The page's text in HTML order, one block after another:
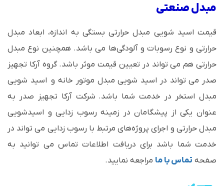
مبدل صنعتی
قیمت اسید شویی مبدل حرارتی بستگی به اندازه، ابعاد مبدل
حرارتی و نوع رسوبات و آلودگی‌ها می باشد. همچنین نوع مبدل
حرارتی هم می تواند در تعیین قیمت موثر باشد. گروه آرکا تجهیز
صدر می تواند در اسید شویی مبدل موتور خانه و اسید شویی
مبدل استخر در خدمت شما باشد. شرکت آرکا تجهیز صدر به
عنوان یکی از پیشگامان در زمینه رسوب زدایی و اسیدشویی
مبدل حرارتی و اجرای پروژه‌های مرتبط با رسوب زدایی می تواند در
خدمت شما باشد برای دریافت اطلاعات تماس می توانید به
صفحه تماس با ما مراجعه نمایید.